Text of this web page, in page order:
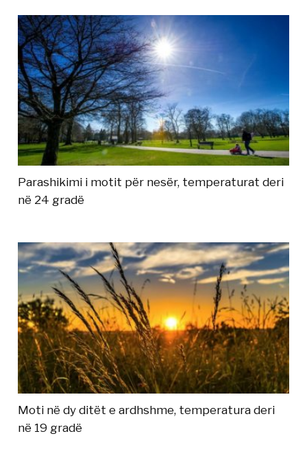
Parashikimi i motit për nesër, temperaturat deri
në 24 gradë
Moti në dy ditët e ardhshme, temperatura deri
në 19 gradë